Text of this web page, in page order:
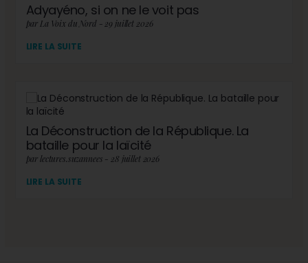
Adyayéno, si on ne le voit pas
par La Voix du Nord - 29 juillet 2026
LIRE LA SUITE
La Déconstruction de la République. La
bataille pour la laïcité
par lectures.suzannees - 28 juillet 2026
LIRE LA SUITE